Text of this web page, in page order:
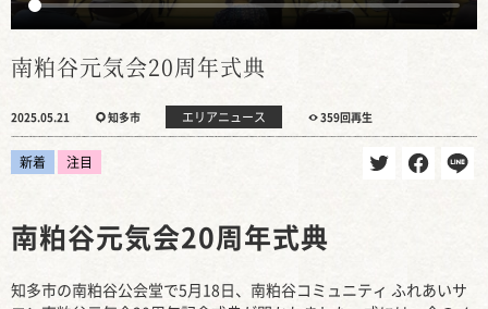
南粕谷元気会20周年式典
2025.05.21 知多市 エリアニュース 359回再生
新着 注目
南粕谷元気会20周年式典
知多市の南粕谷公会堂で5月18日、南粕谷コミュニティ ふれあいサ